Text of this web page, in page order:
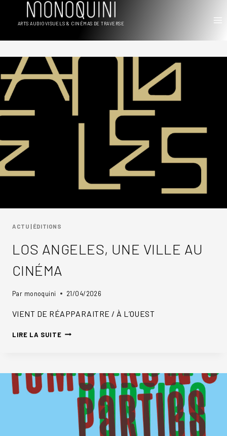
ARTS AUDIOVISUELS & CINÉMAS DE TRAVERSE
ACTU | ÉDITIONS
LOS ANGELES, UNE VILLE AU
CINÉMA
Par monoquini 21/04/2026
VIENT DE RÉAPPARAITRE / À L’OUEST
LIRE LA SUITELOS
AU
CINÉMA